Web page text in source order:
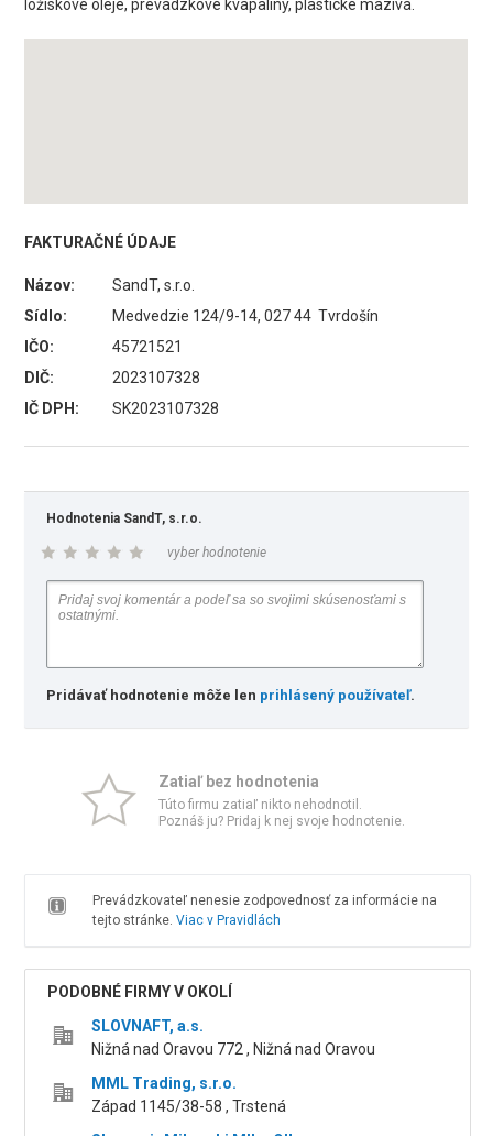
ložiskové oleje, prevádzkové kvapaliny, plastické mazivá.
FAKTURAČNÉ ÚDAJE
Názov:
SandT, s.r.o.
Sídlo:
Medvedzie 124/9-14, 027 44 Tvrdošín
IČO:
45721521
DIČ:
2023107328
IČ DPH:
SK2023107328
Hodnotenia SandT, s.r.o.
vyber hodnotenie
Pridávať hodnotenie môže len prihlásený používateľ.
Zatiaľ bez hodnotenia
Túto firmu zatiaľ nikto nehodnotil.
Poznáš ju? Pridaj k nej svoje hodnotenie.
Prevádzkovateľ nenesie zodpovednosť za informácie na
tejto stránke. Viac v Pravidlách
PODOBNÉ FIRMY V OKOLÍ
SLOVNAFT, a.s.
Nižná nad Oravou 772 , Nižná nad Oravou
MML Trading, s.r.o.
Západ 1145/38-58 , Trstená